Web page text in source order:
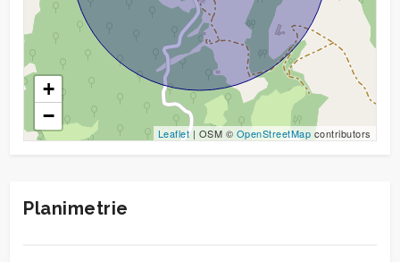
+
−
Leaflet| OSM © OpenStreetMap contributors
Planimetrie